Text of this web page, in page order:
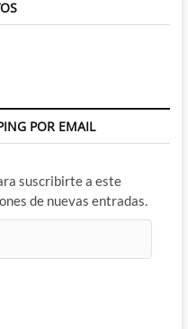
POR EMAIL
suscribirte a este
de nuevas entradas.